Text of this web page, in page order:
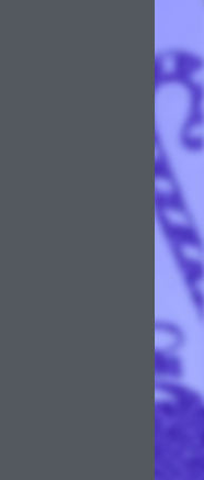
boutique Epic
de Noël, orné
boucle, pour
spéciaux.